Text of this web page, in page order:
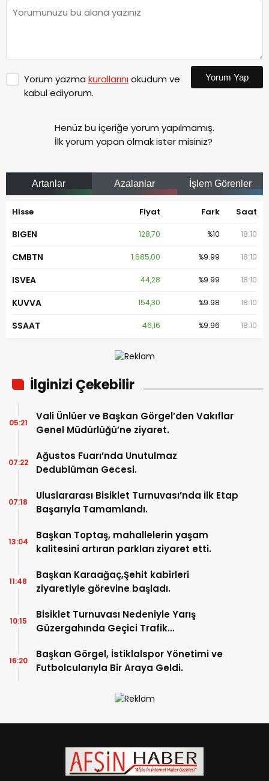
Yorum yazma kurallarınıokudum ve
kabul ediyorum.
Yorum Yap
Henüz bu içeriğe yorum yapılmamış.
İlk yorum yapan olmak ister misiniz?
Artanlar Azalanlar İşlem Görenler
Hisse Fiyat Fark Saat
BIGEN 128,70 %10 18:10
CMBTN 1.685,00 %9.99 18:10
ISVEA 44,28 %9.99 18:10
KUVVA 154,30 %9.98 18:10
SSAAT 46,16 %9.96 18:10
İlginizi Çekebilir
Vali Ünlüer ve Başkan Görgel’den Vakıflar
Genel Müdürlüğü’ne ziyaret.
05:21
Ağustos Fuarı’nda Unutulmaz
Dedublüman Gecesi.
07:22
Uluslararası Bisiklet Turnuvası’nda İlk Etap
Başarıyla Tamamlandı.
07:18
Başkan Toptaş, mahallelerin yaşam
kalitesini artıran parkları ziyaret etti.
13:04
Başkan Karaağaç,Şehit kabirleri
ziyaretiyle görevine başladı.
11:48
Bisiklet Turnuvası Nedeniyle Yarış
Güzergahında Geçici Trafik
10:15
Başkan Görgel, İstiklalspor Yönetimi ve
Futbolcularıyla Bir Araya Geldi.
16:20